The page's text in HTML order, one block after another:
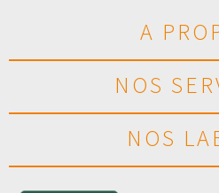
A
NOS
NOS